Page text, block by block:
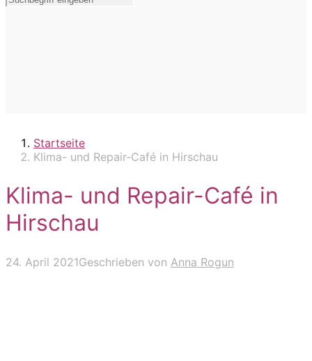
Startseite
Klima- und Repair-Café in Hirschau
Klima- und Repair-Café in
Hirschau
24. April 2021Geschrieben von Anna Rogun